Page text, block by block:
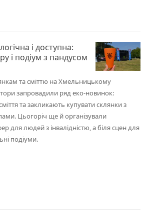
і доступна:
і подіум з пандусом
та сміттю на Хмельницькому
запровадили ряд еко-новинок:
та закликають купувати склянки з
Цьогоріч ще й організували
для людей з інвалідністю, а біля сцен для
подіуми.